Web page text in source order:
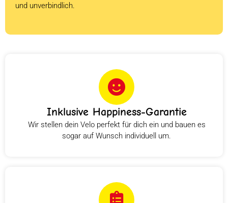
und unverbindlich.
Inklusive Happiness-Garantie
Wir stellen dein Velo perfekt für dich ein und bauen es
sogar auf Wunsch individuell um.